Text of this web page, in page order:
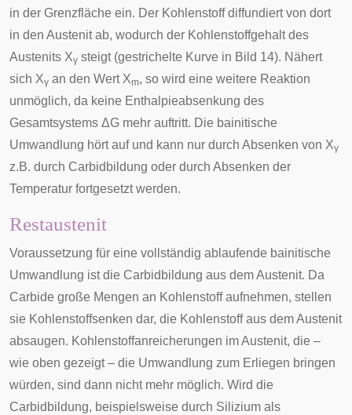
in der Grenzfläche ein. Der Kohlenstoff diffundiert von dort
in den Austenit ab, wodurch der Kohlenstoffgehalt des
Austenits Xγ steigt (gestrichelte Kurve in Bild 14). Nähert
sich Xγ an den Wert Xm, so wird eine weitere Reaktion
unmöglich, da keine Enthalpieabsenkung des
Gesamtsystems ΔG mehr auftritt. Die bainitische
Umwandlung hört auf und kann nur durch Absenken von Xγ
z.B. durch Carbidbildung oder durch Absenken der
Temperatur fortgesetzt werden.
Restaustenit
Voraussetzung für eine vollständig ablaufende bainitische
Umwandlung ist die Carbidbildung aus dem Austenit. Da
Carbide große Mengen an Kohlenstoff aufnehmen, stellen
sie Kohlenstoffsenken dar, die Kohlenstoff aus dem Austenit
absaugen. Kohlenstoffanreicherungen im Austenit, die –
wie oben gezeigt – die Umwandlung zum Erliegen bringen
würden, sind dann nicht mehr möglich. Wird die
Carbidbildung, beispielsweise durch Silizium als